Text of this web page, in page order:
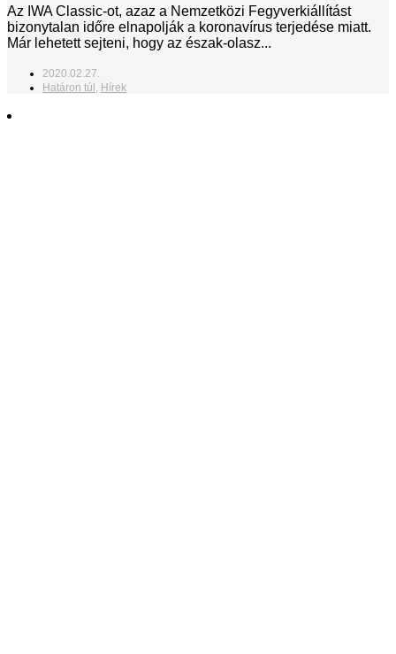
Az IWA Classic-ot, azaz a Nemzetközi Fegyverkiállítást
bizonytalan időre elnapolják a koronavírus terjedése miatt.
Már lehetett sejteni, hogy az észak-olasz...
2020.02.27.
Határon túl, Hírek